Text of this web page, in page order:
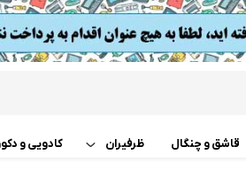
قاشق و چنگال ظرفیران کادویی و